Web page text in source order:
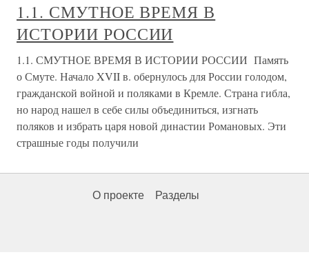
1.1. СМУТНОЕ ВРЕМЯ В
ИСТОРИИ РОССИИ
1.1. СМУТНОЕ ВРЕМЯ В ИСТОРИИ РОССИИ Память
о Смуте. Начало XVII в. обернулось для России голодом,
гражданской войной и поляками в Кремле. Страна гибла,
но народ нашел в себе силы объединиться, изгнать
поляков и избрать царя новой династии Романовых. Эти
страшные годы получили
О проекте Разделы